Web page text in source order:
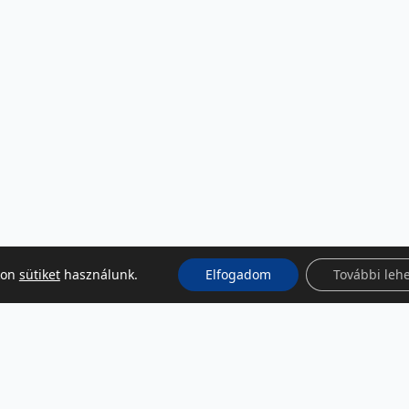
sütikethasználunk. Elfogadom További